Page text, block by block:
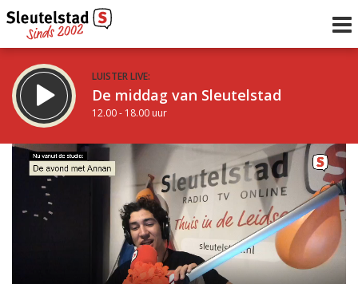
LUISTER LIVE:
De middag van Sleutelstad
12.00 - 18.00 uur
STRAKS:
De avond van Sleutelstad
18.00 - 21.00 uur
Vorig uur
uur 1 van 0 Volgend uur